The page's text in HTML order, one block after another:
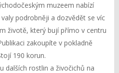
muzeem nabízí
podrobněji a dozvědět se víc
životě, který bují přímo v centru
zakoupíte v pokladně
190 korun.
dalších rostlin a živočichů na